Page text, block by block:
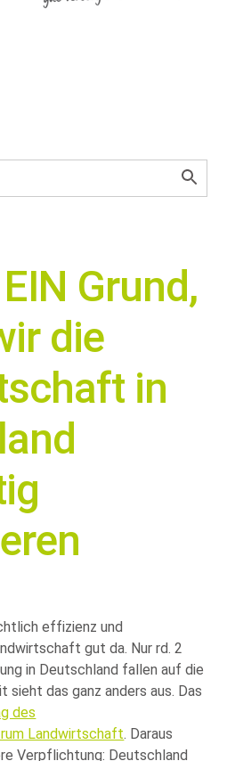
Grund,
die
in
effizienz und
gut da. Nur rd. 2
in Deutschland fallen auf die
das ganz anders aus. Das
des
Landwirtschaft. Daraus
Verpflichtung: Deutschland